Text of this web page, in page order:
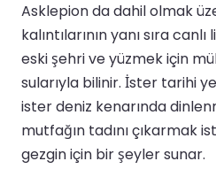
Asklepion da dahil olmak
kalıntılarının yanı sıra
eski şehri ve yüzmek için
sularıyla bilinir. İster tarihi
ister deniz kenarında
mutfağın tadını çıkarmak
gezgin için bir şeyler sunar.